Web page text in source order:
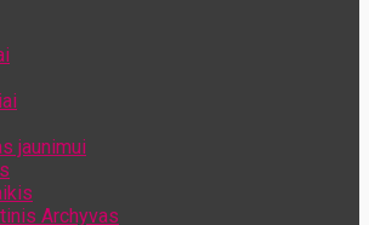
jaunimui
Archyvas